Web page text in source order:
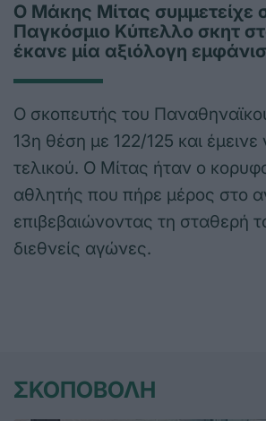
Ο Μάκης Μίτας συμμετείχε
Παγκόσμιο Κύπελλο σκητ
έκανε μία αξιόλογη
Ο σκοπευτής του
13η θέση με 122/125 και έμεινε
τελικού. Ο Μίτας ήταν ο
αθλητής που πήρε μέρος στο
επιβεβαιώνοντας τη σταθερή
διεθνείς αγώνες.
ΣΚΟΠΟΒΟΛΗ